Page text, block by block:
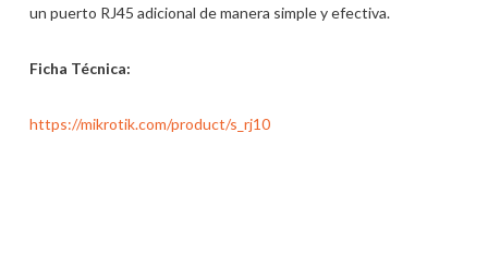
un puerto RJ45 adicional de manera simple y efectiva.
Ficha Técnica:
https://mikrotik.com/product/s_rj10